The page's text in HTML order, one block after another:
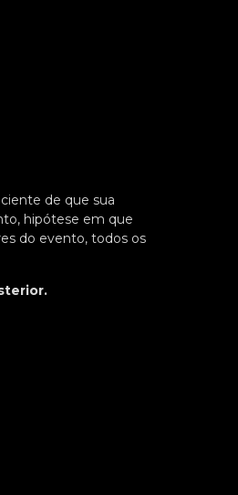
de que sua
hipótese em que
do evento, todos os